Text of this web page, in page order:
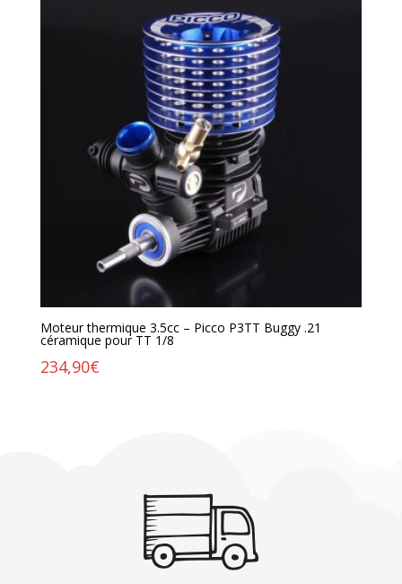
Moteur thermique 3.5cc – Picco P3TT Buggy .21
céramique pour TT 1/8
234,90€